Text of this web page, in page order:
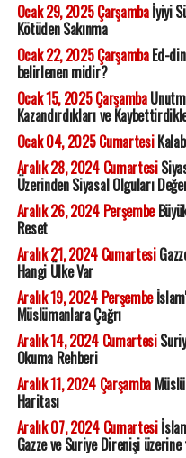
Ocak 29, 2025 Çarşambaİyiyi
Kötüden Sakınma
Ocak 22, 2025 ÇarşambaEd-
belirlenen midir?
Ocak 15, 2025 Çarşamba
Kazandırdıkları ve
Ocak 04, 2025 Cumartesi
Aralık 28, 2024 Cumartesi
Üzerinden Siyasal Olguları
Aralık 26, 2024 Perşembe
Reset
Aralık 21, 2024 Cumartesi
Hangi Ülke Var
Aralık 19, 2024 Perşembe
Müslümanlara Çağrı
Aralık 14, 2024 Cumartesi
Okuma Rehberi
Aralık 11, 2024 Çarşamba
Haritası
Aralık 07, 2024 Cumartesi
Gazze ve Suriye Direnişi